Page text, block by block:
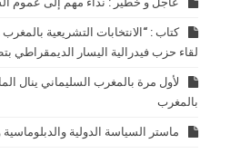
كتاب : “الانتخابات التشريعية
لقاء حزب فيدرالية اليسار الديمقراطي
لأول مرة بالمغرب السليماني ينال
بالمغرب
ماستر السياسة الدولية والدبلوماسية